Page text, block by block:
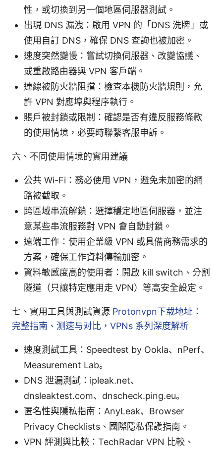
性，或切換到另一個地區伺服器測試。
出現 DNS 漏洩：啟用 VPN 的「DNS 洗牌」或
使用自訂 DNS，確保 DNS 查詢也被加密。
速度突然變慢：嘗試切換伺服器、改變協議、
或重啟路由器與 VPN 客戶端。
連線被防火牆阻擋：檢查本機防火牆規則，允
許 VPN 對應埠與程序執行。
賬戶被封鎖或限制：確認是否有違反服務條款
的使用情境，必要時聯繫客服申訴。
六、不同使用情境的實用建議
公共 Wi-Fi：務必使用 VPN，避免未加密的網
路被截取。
跨區域串流解鎖：選擇穩定地區伺服器，並注
意某些串流服務對 VPN 會自動封鎖。
遠端工作：使用企業級 VPN 或具備商務需求的
方案，確保工作資料傳輸加密。
資料敏感度高的使用者：開啟 kill switch、分割
隧道（只讓特定應用走 VPN）等高安全設定。
七、實用工具與測試資源 Protonvpn下载地址：
完整指南、测速与对比，VPNs 系列深度解析
速度測試工具：Speedtest by Ookla、nPerf、
Measurement Lab。
DNS 泄漏測試：ipleak.net、
dnsleaktest.com、dnscheck.ping.eu。
匿名性與隱私指南：AnyLeak、Browser
Privacy Checklists、國際隱私保護指南。
VPN 評測與比較：TechRadar VPN 比較、